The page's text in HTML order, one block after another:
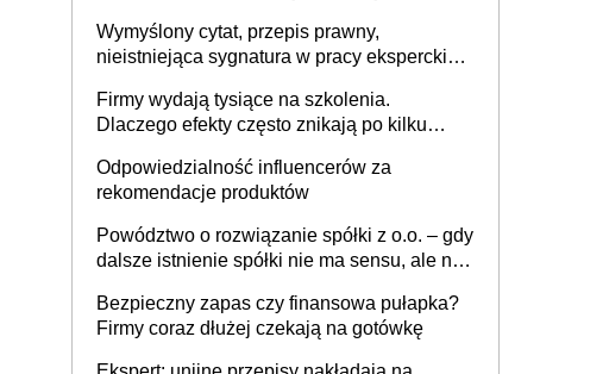
Wymyślony cytat, przepis prawny,
nieistniejąca sygnatura w pracy eksperckiej -
firmie
Firmy wydają tysiące na szkolenia.
Dlaczego efekty często znikają po kilku
Odpowiedzialność influencerów za
rekomendacje produktów
Powództwo o rozwiązanie spółki z o.o. – gdy
dalsze istnienie spółki nie ma sensu, ale nie
Bezpieczny zapas czy finansowa pułapka?
Firmy coraz dłużej czekają na gotówkę